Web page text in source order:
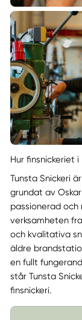
Hur finsnickeriet
Tunsta Snickeri
grundat av
passionerad och
verksamheten
och kvalitativa
äldre
en fullt
står Tunsta
finsnickeri.